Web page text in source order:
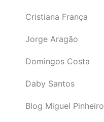
Cristiana França
Jorge Aragão
Domingos Costa
Daby Santos
Blog Miguel Pinheiro